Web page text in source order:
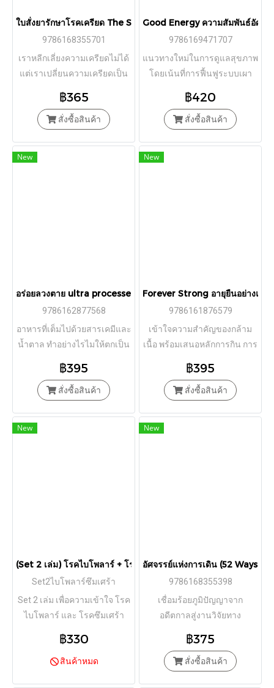
ใบสั่งยารักษาโรคเครียด The Stress Prescription / Elissa Epel
9786168355701
เราหลีกเลี่ยงความเครียดไม่ได้
แต่เราเปลี่ยนความเครียดเป็น
฿365
สั่งซื้อสินค้า
Good Energy ความสัมพันธ์อัศจร
9786169471707
แนวทางใหม่ในการดูแลสุขภาพ
โดยเน้นที่การฟื้นฟูระบบเผา
฿420
สั่งซื้อสินค้า
New
อร่อยลวงตาย ultra processed people / Chris van Tulleken / เ
9786162877568
อาหารที่เต็มไปด้วยสารเคมีและ
น้ำตาล ทำอย่างไรไมให้ตกเป็น
฿395
สั่งซื้อสินค้า
New
Forever Strong อายุยืนอย่างแข็
9786161876579
เข้าใจความสำคัญของกล้าม
เนื้อ พร้อมเสนอหลักการกิน การ
ดูแลตัวเองที่ทำตามได้ง่าย
฿395
สั่งซื้อสินค้า
New
(Set 2 เล่ม) โรคไบโพลาร์ + โรคซึมเศร้า / นายแพทย์ประเสริฐ ผลิต
Set2ไบโพลาร์ซึมเศร้า
Set 2 เล่ม เพื่อความเข้าใจ โรค
ไบโพลาร์ และ โรคซึมเศร้า
฿330
สินค้าหมด
New
อัศจรรย์แห่งการเดิน (52 Ways
9786168355398
เชื่อมร้อยภูมิปัญญาจาก
อดีตกาลสู่งานวิจัยทาง
฿375
สั่งซื้อสินค้า